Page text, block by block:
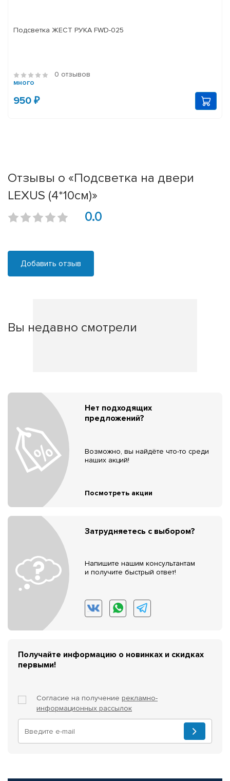
Подсветка ЖЕСТ РУКА FWD-025
0 отзывов
много
950 ₽
Отзывы о «Подсветка на двери
LEXUS (4*10см)»
0.0
Добавить отзыв
Вы недавно смотрели
Нет подходящих
предложений?
Возможно, вы найдёте что-то среди
наших акций!
Посмотреть акции
Затрудняетесь с выбором?
Напишите нашим консультантам
и получите быстрый ответ!
Получайте информацию о новинках и скидках
первыми!
Согласие на получение рекламно-
информационных рассылок